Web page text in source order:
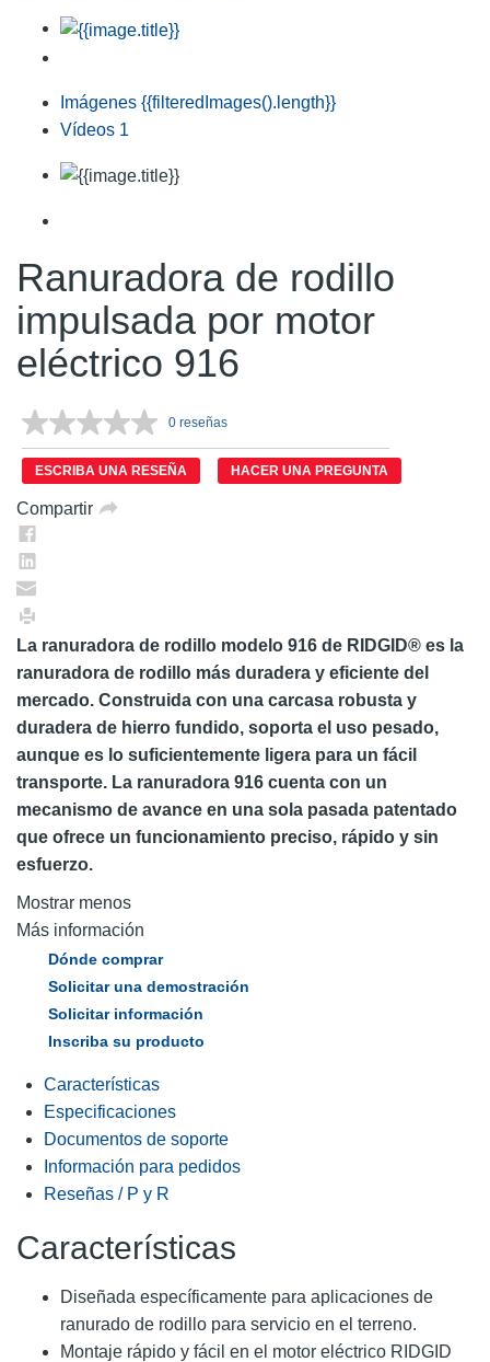
Imágenes {{filteredImages().length}}
Vídeos 1
Ranuradora de rodillo
impulsada por motor
eléctrico 916
Sin
puntuación.
Enlace
en
0 reseñas
ESCRIBA UNA RESEÑA HACER UNA PREGUNTA
Compartir
La ranuradora de rodillo modelo 916 de RIDGID® es la
ranuradora de rodillo más duradera y eficiente del
mercado. Construida con una carcasa robusta y
duradera de hierro fundido, soporta el uso pesado,
aunque es lo suficientemente ligera para un fácil
transporte. La ranuradora 916 cuenta con un
mecanismo de avance en una sola pasada patentado
que ofrece un funcionamiento preciso, rápido y sin
esfuerzo.
Mostrar menos
Más información
Dónde comprar
Solicitar una demostración
Solicitar información
Inscriba su producto
Características
Especificaciones
Documentos de soporte
Información para pedidos
Reseñas / P y R
Características
Diseñada específicamente para aplicaciones de
ranurado de rodillo para servicio en el terreno.
Montaje rápido y fácil en el motor eléctrico RIDGID